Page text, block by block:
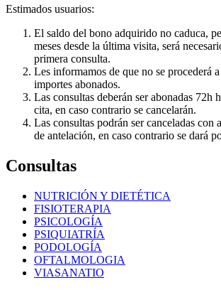
Estimados usuarios:
El saldo del bono adquirido no caduca,
meses desde la última visita, será
primera consulta.
Les informamos de que no se procederá
importes abonados.
Las consultas deberán ser abonadas 72h
cita, en caso contrario se cancelarán.
Las consultas podrán ser canceladas con
de antelación, en caso contrario se dará
Consultas
NUTRICIÓN Y DIETÉTICA
FISIOTERAPIA
PSICOLOGÍA
PSIQUIATRÍA
PODOLOGÍA
OFTALMOLOGIA
VIASANATIO